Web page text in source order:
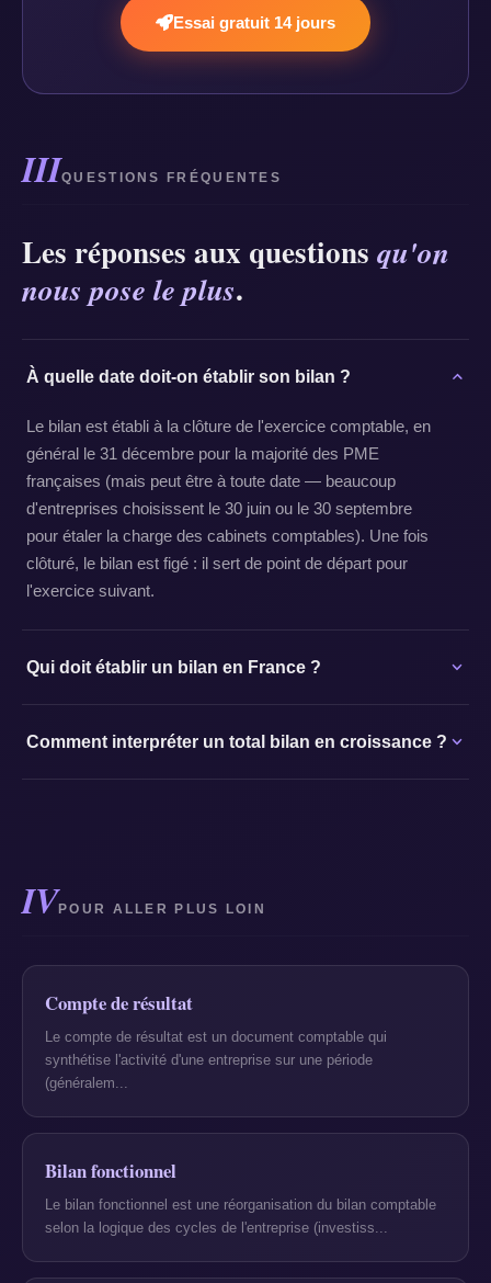
Essai gratuit 14 jours
IIIQUESTIONS FRÉQUENTES
Les réponses aux questions qu'on
nous pose le plus.
À quelle date doit-on établir son bilan ?
Le bilan est établi à la clôture de l'exercice comptable, en
général le 31 décembre pour la majorité des PME
françaises (mais peut être à toute date — beaucoup
d'entreprises choisissent le 30 juin ou le 30 septembre
pour étaler la charge des cabinets comptables). Une fois
clôturé, le bilan est figé : il sert de point de départ pour
l'exercice suivant.
Qui doit établir un bilan en France ?
Comment interpréter un total bilan en croissance ?
IVPOUR ALLER PLUS LOIN
Compte de résultat
Le compte de résultat est un document comptable qui
synthétise l'activité d'une entreprise sur une période
(généralem...
Bilan fonctionnel
Le bilan fonctionnel est une réorganisation du bilan comptable
selon la logique des cycles de l'entreprise (investiss...